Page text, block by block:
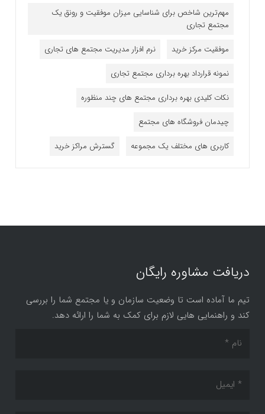
مهم‌ترین شاخص برای شناسایی میزان موفقیت و رونق یک
مجتمع تجاری
موفقیت مرکز خرید
نرم افزار مدیریت مجتمع های تجاری
نمونه قرارداد بهره برداری مجتمع تجاری
نکات کلیدی بهره برداری مجتمع های چند منظوره
چیدمان فروشگاه های مجتمع
کاربری های مختلف یک مجموعه
گسترش مراکز خرید
دریافت مشاوره رایگان
تیم ما آماده است تا وضعیت سازمان و یا مجتمع شما را بررسی
کند و راهنمایی هایی لازم برای کمک به شما را ارائه دهد.